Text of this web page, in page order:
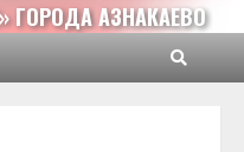
АЗНАКАЕВО